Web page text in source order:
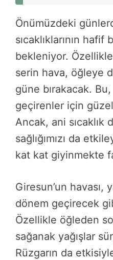
Önümüzdeki
sıcaklıklarının
bekleniyor.
serin hava, öğleye
güne bırakacak. Bu,
geçirenler için
Ancak, ani sıcaklık
sağlığımızı da
kat kat giyinmekte
Giresun’un havası,
dönem geçirecek
Özellikle öğleden
sağanak yağışlar
Rüzgarın da